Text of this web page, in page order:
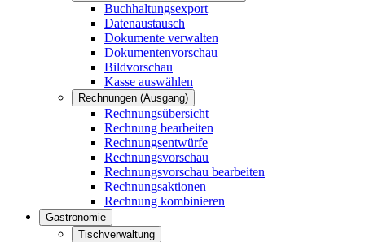
Buchhaltungsexport
Datenaustausch
Dokumente verwalten
Dokumentenvorschau
Bildvorschau
Kasse auswählen
Rechnungen (Ausgang)
Rechnungsübersicht
Rechnung bearbeiten
Rechnungsentwürfe
Rechnungsvorschau
Rechnungsvorschau bearbeiten
Rechnungsaktionen
Rechnung kombinieren
Gastronomie
Tischverwaltung